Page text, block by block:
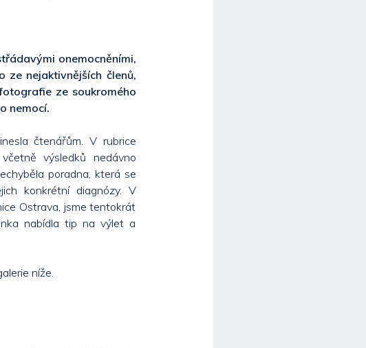
onemocněními,
ze nejaktivnějších členů,
ze soukromého
nemocí.
čtenářům. V rubrice
výsledků nedávno
poradna, která se
konkrétní diagnózy. V
Ostrava, jsme tentokrát
nabídla tip na výlet a
níže.